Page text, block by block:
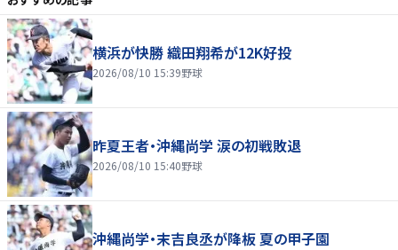
横浜が快勝 織田翔希が12K好投
2026/08/10 15:39野球
昨夏王者・沖縄尚学 涙の初戦敗退
2026/08/10 15:40野球
沖縄尚学・末吉良丞が降板 夏の甲子園